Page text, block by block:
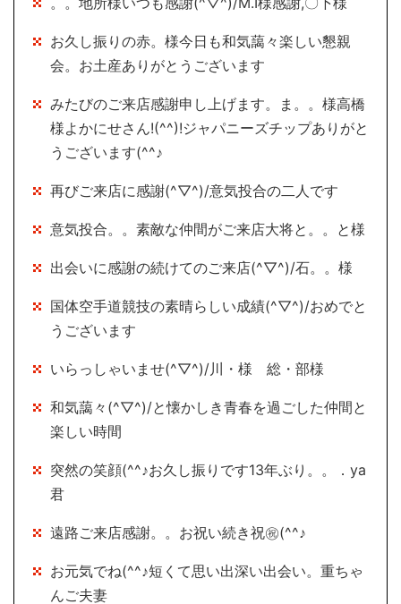
お久し振りの赤。様今日も和気藹々楽しい懇親
会。お土産ありがとうございます
みたびのご来店感謝申し上げます。ま。。様高橋
様よかにせさん!(^^)!ジャパニーズチップありがと
うございます(^^♪
再びご来店に感謝(^▽^)/意気投合の二人です
意気投合。。素敵な仲間がご来店大将と。。と様
出会いに感謝の続けてのご来店(^▽^)/石。。様
国体空手道競技の素晴らしい成績(^▽^)/おめでと
うございます
いらっしゃいませ(^▽^)/川・様 総・部様
和気藹々(^▽^)/と懐かしき青春を過ごした仲間と
楽しい時間
突然の笑顔(^^♪お久し振りです13年ぶり。。．ya
君
遠路ご来店感謝。。お祝い続き祝㊗(^^♪
お元気でね(^^♪短くて思い出深い出会い。重ちゃ
んご夫妻